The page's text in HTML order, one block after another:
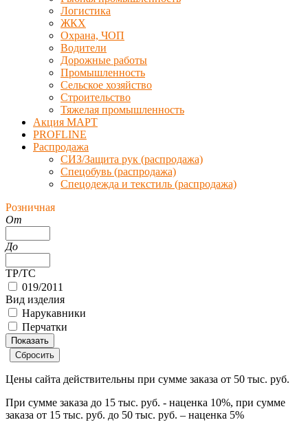
Логистика
ЖКХ
Охрана, ЧОП
Водители
Дорожные работы
Промышленность
Сельское хозяйство
Строительство
Тяжелая промышленность
Акция МАРТ
PROFLINE
Распродажа
СИЗ/Защита рук (распродажа)
Спецобувь (распродажа)
Спецодежда и текстиль (распродажа)
Розничная
От
До
ТР/ТС
019/2011
Вид изделия
Нарукавники
Перчатки
Цены сайта действительны при сумме заказа от 50 тыс. руб.
При сумме заказа до 15 тыс. руб. - наценка 10%, при сумме
заказа от 15 тыс. руб. до 50 тыс. руб. – наценка 5%